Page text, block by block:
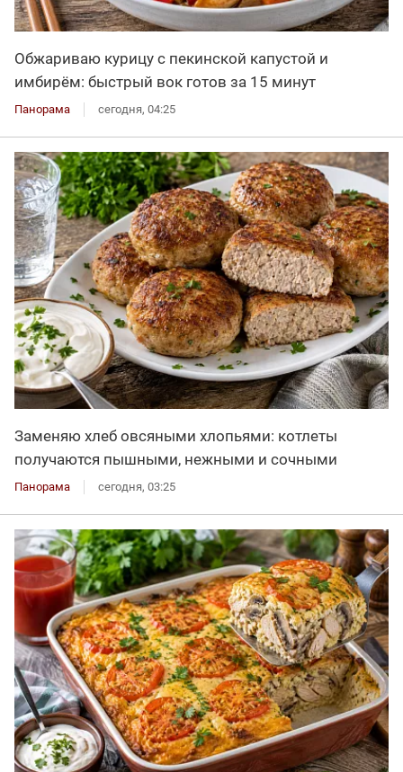
Обжариваю курицу с пекинской капустой и
имбирём: быстрый вок готов за 15 минут
Панорама сегодня, 04:25
Заменяю хлеб овсяными хлопьями: котлеты
получаются пышными, нежными и сочными
Панорама сегодня, 03:25